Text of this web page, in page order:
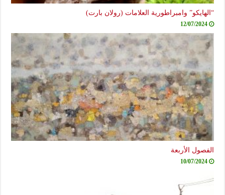
“الهايكو” وامبراطورية العلامات (رولان بارت)
12/07/2024
الفصول الأربعة
10/07/2024